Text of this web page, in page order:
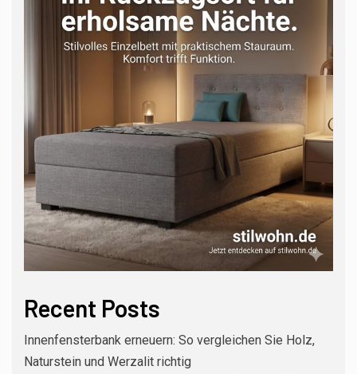
Recent Posts
Innenfensterbank erneuern: So vergleichen Sie Holz,
Naturstein und Werzalit richtig